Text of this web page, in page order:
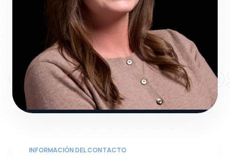
CARLEY
INFORMACIÓN DEL CONTACTO